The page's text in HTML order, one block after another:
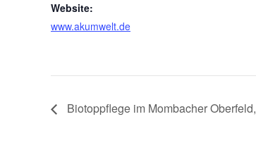
Website:
www.akumwelt.de
Biotoppflege im Mombacher Oberfeld,